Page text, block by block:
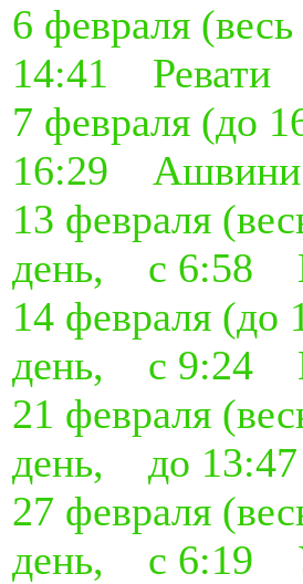
6 февраля
14:41 Ревати
7 февраля
16:29
13 февраля
день, с 6:58
14 февраля
день, с 9:24
21 февраля
день, до
27 февраля
день, с 6:19